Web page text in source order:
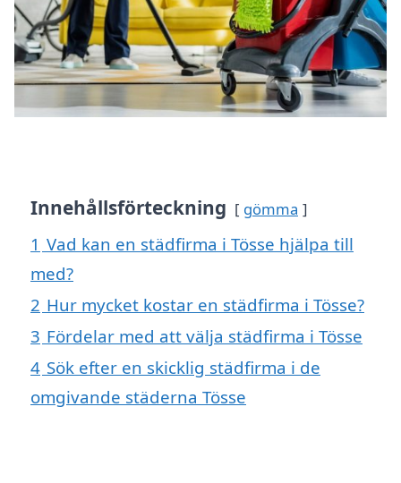
Innehållsförteckning gömma
1 Vad kan en städfirma i Tösse hjälpa till
med?
2 Hur mycket kostar en städfirma i Tösse?
3 Fördelar med att välja städfirma i Tösse
4 Sök efter en skicklig städfirma i de
omgivande städerna Tösse